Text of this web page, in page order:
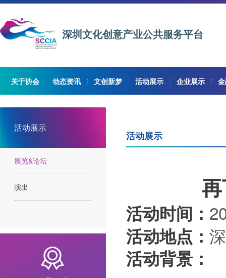
深圳文化创意产业公共服务平台
关于协会 动态资讯 文创新梦 活动展示 企业展示
活动展示
展览&论坛
演出
活动展示
活动时间：
活动地点：
活动背景：